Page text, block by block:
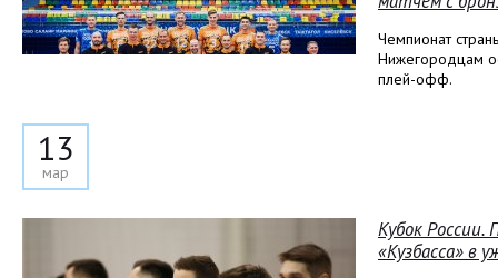
13
мар
Чемпионат
Нижегородцам
плей-офф.
Кубок
«Кузбасса» в